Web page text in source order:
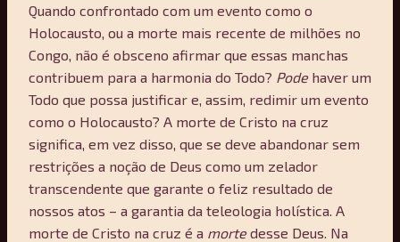
Quando confrontado com um evento como o
Holocausto, ou a morte mais recente de milhões no
Congo, não é obsceno afirmar que essas manchas
contribuem para a harmonia do Todo? Podehaver um
Todo que possa justificar e, assim, redimir um evento
como o Holocausto? A morte de Cristo na cruz
significa, em vez disso, que se deve abandonar sem
restrições a noção de Deus como um zelador
transcendente que garante o feliz resultado de
nossos atos – a garantia da teleologia holística. A
morte de Cristo na cruz é a mortedesse Deus. Na